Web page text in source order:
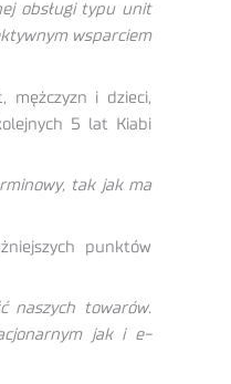
obsługi typu unit
wsparciem
i dzieci,
5 lat Kiabi
tak jak ma
punktów
naszych towarów.
jak i e-